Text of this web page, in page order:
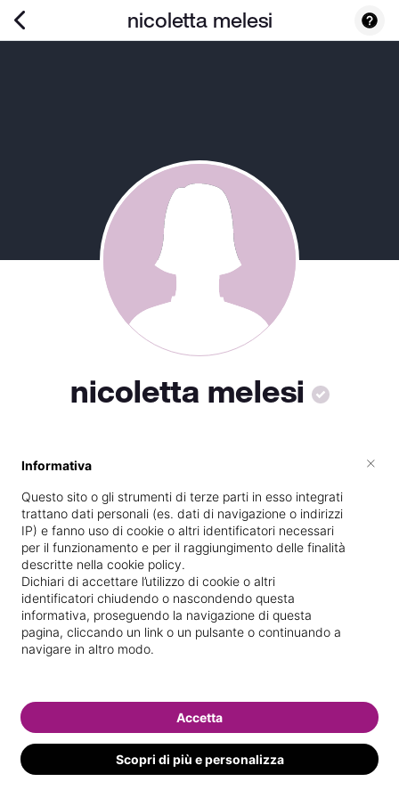
nicoletta melesi
nicoletta melesi
Specializzata in
laser/luce pulsata
Vedi le informazioni di nicoletta
Informativa
Questo sito o gli strumenti di terze parti in esso integrati
trattano dati personali (es. dati di navigazione o indirizzi
IP) e fanno uso di cookie o altri identificatori necessari
per il funzionamento e per il raggiungimento delle finalità
descritte nella cookie policy.
Dichiari di accettare l’utilizzo di cookie o altri
identificatori chiudendo o nascondendo questa
informativa, proseguendo la navigazione di questa
pagina, cliccando un link o un pulsante o continuando a
navigare in altro modo.
Scopri di più e personalizza
Accetta
×